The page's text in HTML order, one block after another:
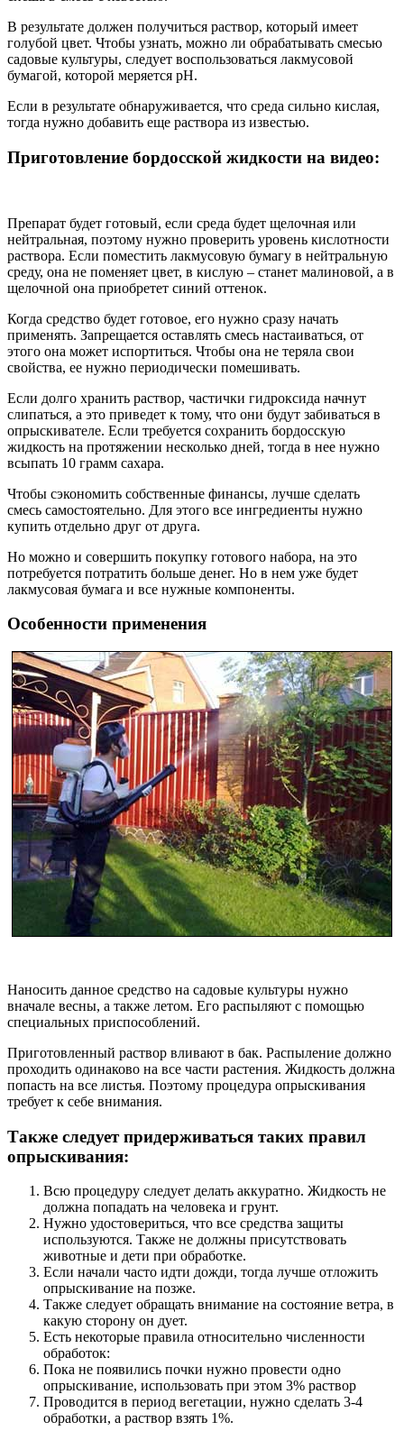
В результате должен получиться раствор, который имеет
голубой цвет. Чтобы узнать, можно ли обрабатывать смесью
садовые культуры, следует воспользоваться лакмусовой
бумагой, которой меряется рН.
Если в результате обнаруживается, что среда сильно кислая,
тогда нужно добавить еще раствора из известью.
Приготовление бордосской жидкости на видео:
Препарат будет готовый, если среда будет щелочная или
нейтральная, поэтому нужно проверить уровень кислотности
раствора. Если поместить лакмусовую бумагу в нейтральную
среду, она не поменяет цвет, в кислую – станет малиновой, а в
щелочной она приобретет синий оттенок.
Когда средство будет готовое, его нужно сразу начать
применять. Запрещается оставлять смесь настаиваться, от
этого она может испортиться. Чтобы она не теряла свои
свойства, ее нужно периодически помешивать.
Если долго хранить раствор, частички гидроксида начнут
слипаться, а это приведет к тому, что они будут забиваться в
опрыскивателе. Если требуется сохранить бордосскую
жидкость на протяжении несколько дней, тогда в нее нужно
всыпать 10 грамм сахара.
Чтобы сэкономить собственные финансы, лучше сделать
смесь самостоятельно. Для этого все ингредиенты нужно
купить отдельно друг от друга.
Но можно и совершить покупку готового набора, на это
потребуется потратить больше денег. Но в нем уже будет
лакмусовая бумага и все нужные компоненты.
Особенности применения
Наносить данное средство на садовые культуры нужно
вначале весны, а также летом. Его распыляют с помощью
специальных приспособлений.
Приготовленный раствор вливают в бак. Распыление должно
проходить одинаково на все части растения. Жидкость должна
попасть на все листья. Поэтому процедура опрыскивания
требует к себе внимания.
Также следует придерживаться таких правил
опрыскивания:
Всю процедуру следует делать аккуратно. Жидкость не
должна попадать на человека и грунт.
Нужно удостовериться, что все средства защиты
используются. Также не должны присутствовать
животные и дети при обработке.
Если начали часто идти дожди, тогда лучше отложить
опрыскивание на позже.
Также следует обращать внимание на состояние ветра, в
какую сторону он дует.
Есть некоторые правила относительно численности
обработок:
Пока не появились почки нужно провести одно
опрыскивание, использовать при этом 3% раствор
Проводится в период вегетации, нужно сделать 3-4
обработки, а раствор взять 1%.